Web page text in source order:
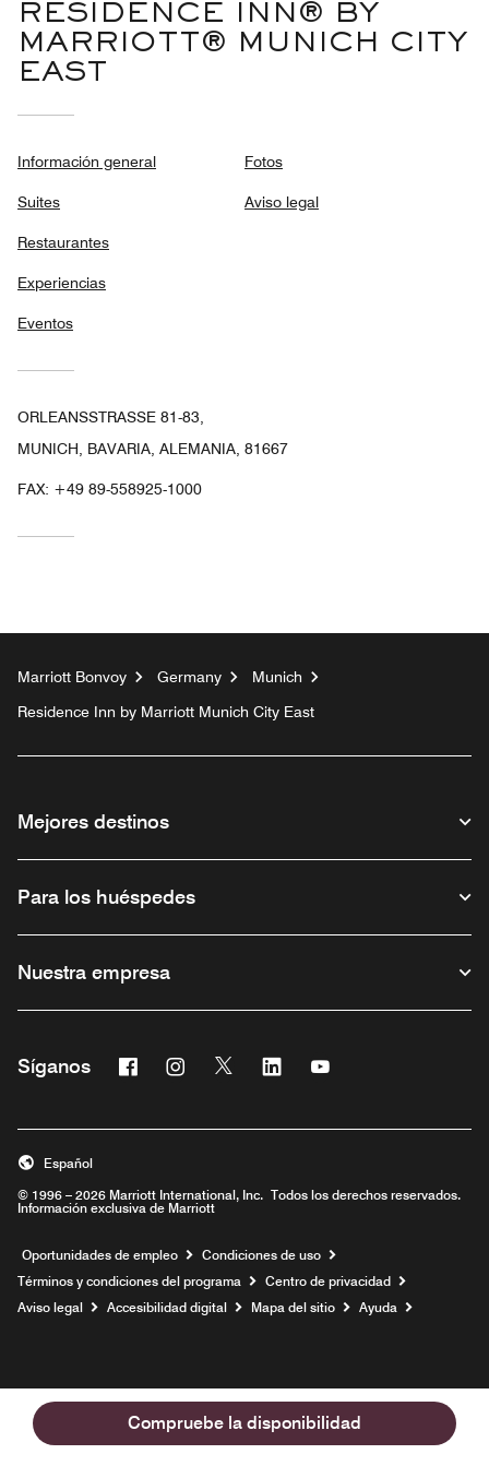
Compruebe la disponibilidad
RESIDENCE INN® BY
MARRIOTT® MUNICH CITY
EAST
Información general
Suites
Restaurantes
Experiencias
Eventos
Fotos
Aviso legal
ORLEANSSTRASSE 81-83,
MUNICH, BAVARIA, ALEMANIA, 81667
FAX: +49 89-558925-1000
Marriott Bonvoy Germany
Munich
Residence Inn by Marriott Munich City East
Mejores destinos
Para los huéspedes
Nuestra empresa
Síganos Facebook
Abre una ventana nueva
Instagram
Abre una ventana nueva
Twitter
Abre una ventana nueva
Linkedin
Abre una ventana nueva
Abre una ventana
© 1996 – 2026 Marriott International, Inc. Todos los derechos reservados.
Información exclusiva de Marriott
Español
Oportunidades de empleo Abre una ventana nueva
Condiciones de uso
Términos y condiciones del programa
Centro de privacidad
Aviso legal
Accesibilidad digital Mapa del sitio Ayuda